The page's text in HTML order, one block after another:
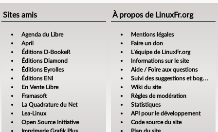
Sites amis
Agenda du Libre
April
Éditions D-BookeR
Éditions Diamond
Éditions Eyrolles
Éditions ENI
En Vente Libre
Framasoft
La Quadrature du Net
Lea-Linux
Open Source Initiative
Imprimerie Grafik Plus
À propos de LinuxFr.org
Mentions légales
Faire un don
L’équipe de LinuxFr.org
Informations sur le site
Aide / Foire aux questions
Suivi des suggestions et bogues
Wiki du site
Règles de modération
Statistiques
API pour le développement
Code source du site
Plan du site